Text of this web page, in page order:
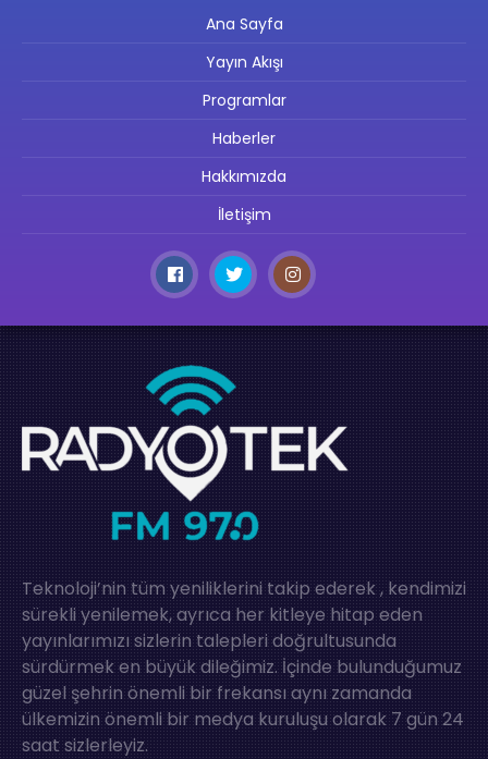
Ana Sayfa
Yayın Akışı
Programlar
Haberler
Hakkımızda
İletişim
Teknoloji’nin tüm yeniliklerini takip ederek , kendimizi
sürekli yenilemek, ayrıca her kitleye hitap eden
yayınlarımızı sizlerin talepleri doğrultusunda
sürdürmek en büyük dileğimiz. İçinde bulunduğumuz
güzel şehrin önemli bir frekansı aynı zamanda
ülkemizin önemli bir medya kuruluşu olarak 7 gün 24
saat sizlerleyiz.